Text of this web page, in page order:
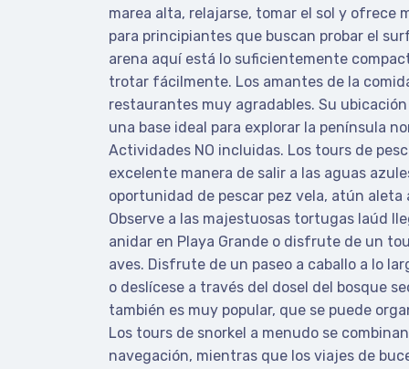
marea alta, relajarse, tomar el sol y ofrece
para principiantes que buscan probar el
arena aquí está lo suficientemente
trotar fácilmente. Los amantes de la
restaurantes muy agradables. Su
una base ideal para explorar la península
Actividades NO incluidas. Los tours de
excelente manera de salir a las aguas
oportunidad de pescar pez vela, atún aleta
Observe a las majestuosas tortugas laúd
anidar en Playa Grande o disfrute de un
aves. Disfrute de un paseo a caballo a lo
o deslícese a través del dosel del bosque
también es muy popular, que se puede
Los tours de snorkel a menudo se
navegación, mientras que los viajes de